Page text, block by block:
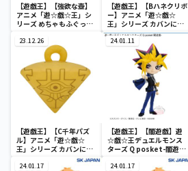
【遊戯王】【強欲な壺】
アニメ「遊☆戯☆王」シ
リーズ めちゃもふぐっと
【遊戯王】【Bハネクリボ
ー】アニメ「遊☆戯☆
王」シリーズ カバンに付
けられるぬいぐるみvol.3
23.12.26
【遊戯王】【C千年パズ
ル】アニメ「遊☆戯☆
王」シリーズ カバンに付
けられるぬいぐるみvol.3
24.01.11
【遊戯王】【闇遊戯】遊
☆戯☆王デュエルモンス
ターズ Q posket-闇遊
24.01.17 24.01.17